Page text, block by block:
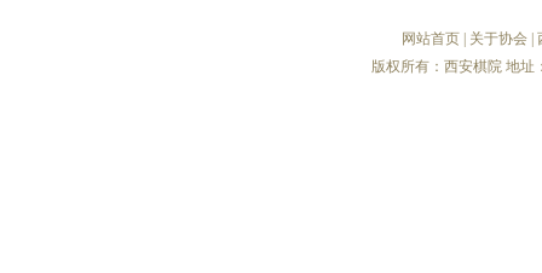
网站首页 关于协会
版权所有：西安棋院 地址